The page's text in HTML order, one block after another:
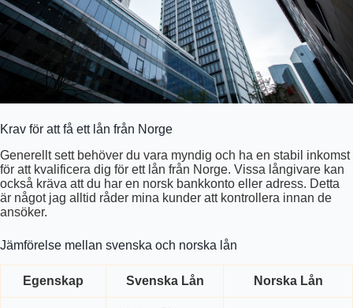
Krav för att få ett lån från Norge
Generellt sett behöver du vara myndig och ha en stabil inkomst
för att kvalificera dig för ett lån från Norge. Vissa långivare kan
också kräva att du har en norsk bankkonto eller adress. Detta
är något jag alltid råder mina kunder att kontrollera innan de
ansöker.
Jämförelse mellan svenska och norska lån
Egenskap Svenska Lån Norska Lån